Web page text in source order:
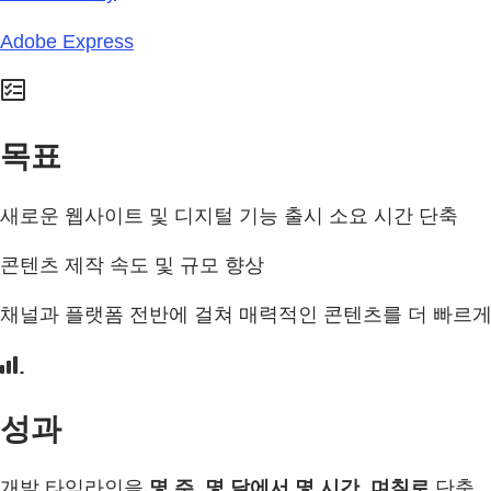
Adobe Express
목표
새로운 웹사이트 및 디지털 기능 출시 소요 시간 단축
콘텐츠 제작 속도 및 규모 향상
채널과 플랫폼 전반에 걸쳐 매력적인 콘텐츠를 더 빠르
성과